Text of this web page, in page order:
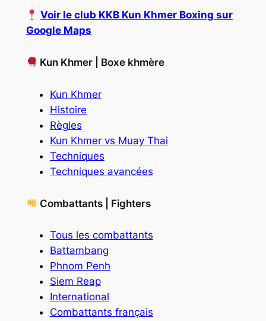
Voir le club KKB Kun Khmer Boxing sur
Google Maps
Kun Khmer | Boxe khmère
Kun Khmer
Histoire
Règles
Kun Khmer vs Muay Thai
Techniques
Techniques avancées
Combattants | Fighters
Tous les combattants
Battambang
Phnom Penh
Siem Reap
International
Combattants français